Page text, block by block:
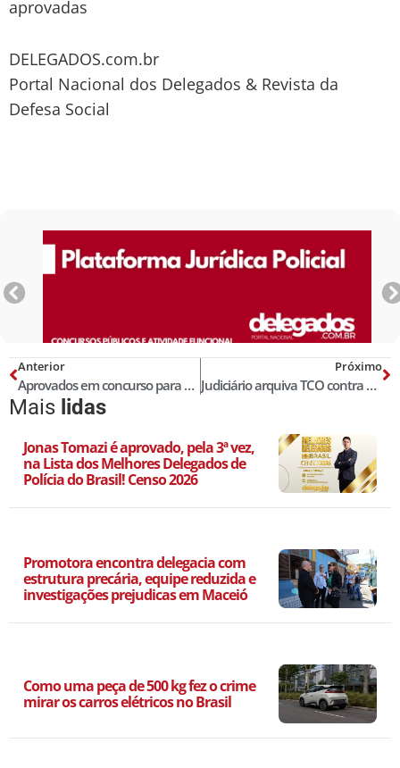
aprovadas
DELEGADOS.com.br
Portal Nacional dos Delegados & Revista da
Defesa Social
Anterior
Aprovados em concurso para delegado cobram nomeação do governador Cameli
Próximo
Judiciário arquiva TCO contra promotor denunciado por policial militar
Mais lidas
Jonas Tomazi é aprovado, pela 3ª vez,
na Lista dos Melhores Delegados de
Polícia do Brasil! Censo 2026
Promotora encontra delegacia com
estrutura precária, equipe reduzida e
investigações prejudicas em Maceió
Como uma peça de 500 kg fez o crime
mirar os carros elétricos no Brasil